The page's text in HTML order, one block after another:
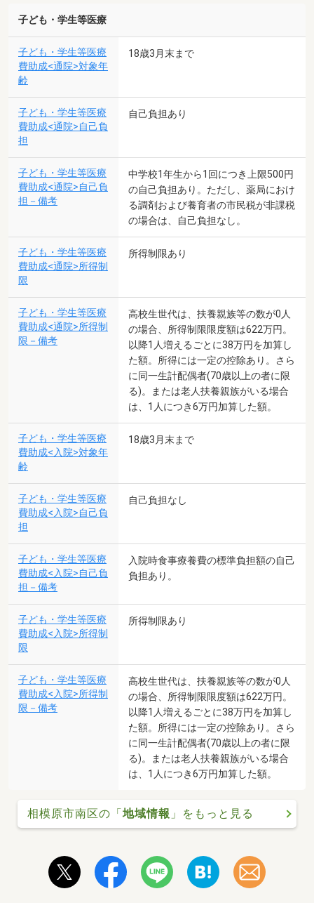
子ども・学生等医療
子ども・学生等医療
費助成<通院>対象年
齢
18歳3月末まで
子ども・学生等医療
費助成<通院>自己負
担
自己負担あり
子ども・学生等医療
費助成<通院>自己負
担－備考
中学校1年生から1回につき上限500円
の自己負担あり。ただし、薬局におけ
る調剤および養育者の市民税が非課税
の場合は、自己負担なし。
子ども・学生等医療
費助成<通院>所得制
限
所得制限あり
子ども・学生等医療
費助成<通院>所得制
限－備考
高校生世代は、扶養親族等の数が0人
の場合、所得制限限度額は622万円。
以降1人増えるごとに38万円を加算し
た額。所得には一定の控除あり。さら
に同一生計配偶者(70歳以上の者に限
る)。または老人扶養親族がいる場合
は、1人につき6万円加算した額。
子ども・学生等医療
費助成<入院>対象年
齢
18歳3月末まで
子ども・学生等医療
費助成<入院>自己負
担
自己負担なし
子ども・学生等医療
費助成<入院>自己負
担－備考
入院時食事療養費の標準負担額の自己
負担あり。
子ども・学生等医療
費助成<入院>所得制
限
所得制限あり
子ども・学生等医療
費助成<入院>所得制
限－備考
高校生世代は、扶養親族等の数が0人
の場合、所得制限限度額は622万円。
以降1人増えるごとに38万円を加算し
た額。所得には一定の控除あり。さら
に同一生計配偶者(70歳以上の者に限
る)。または老人扶養親族がいる場合
は、1人につき6万円加算した額。
相模原市南区の「地域情報 」をもっと見る